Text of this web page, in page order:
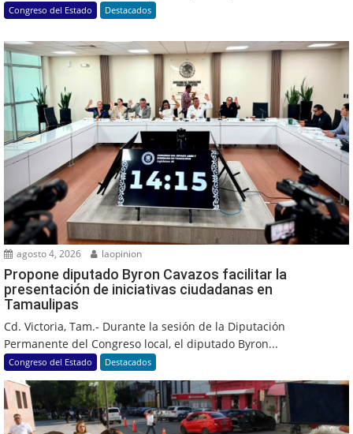
Congreso del Estado Destacados
agosto 4, 2026 laopinion
Propone diputado Byron Cavazos facilitar la
presentación de iniciativas ciudadanas en
Tamaulipas
Cd. Victoria, Tam.- Durante la sesión de la Diputación
Permanente del Congreso local, el diputado Byron...
Congreso del Estado Destacados